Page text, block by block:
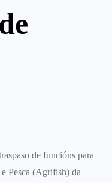
de funcións para
Pesca (Agrifish) da